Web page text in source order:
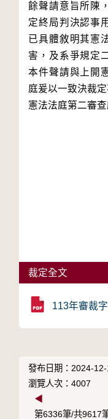
餘聲請意旨所陳
定終局判決認事
已具體敘明其憲
害，及系爭規定
本件聲請與上開
庭爰以一致決裁定
憲法法庭第二審
裁定全文
113年審裁
發布日期：2024-
瀏覽人次：4007
◀
第6336筆/共9617